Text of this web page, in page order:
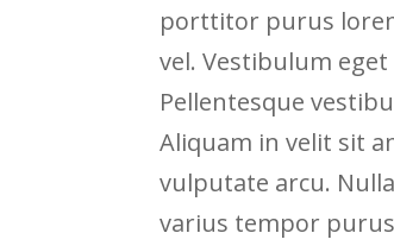
porttitor purus
vel. Vestibulum
Pellentesque
Aliquam in velit sit
vulputate arcu.
varius tempor